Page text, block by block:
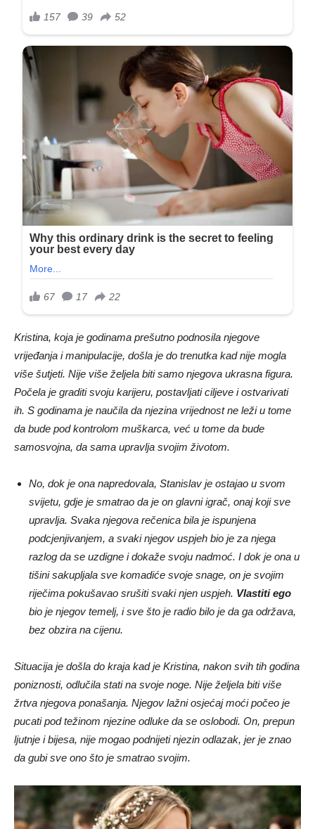
Kristina, koja je godinama prešutno podnosila njegove
vrijeđanja i manipulacije, došla je do trenutka kad nije mogla
više šutjeti. Nije više željela biti samo njegova ukrasna figura.
Počela je graditi svoju karijeru, postavljati ciljeve i ostvarivati
ih. S godinama je naučila da njezina vrijednost ne leži u tome
da bude pod kontrolom muškarca, već u tome da bude
samosvojna, da sama upravlja svojim životom.
No, dok je ona napredovala, Stanislav je ostajao u svom
svijetu, gdje je smatrao da je on glavni igrač, onaj koji sve
upravlja. Svaka njegova rečenica bila je ispunjena
podcjenjivanjem, a svaki njegov uspjeh bio je za njega
razlog da se uzdigne i dokaže svoju nadmoć. I dok je ona u
tišini sakupljala sve komadiće svoje snage, on je svojim
riječima pokušavao srušiti svaki njen uspjeh. Vlastiti ego
bio je njegov temelj, i sve što je radio bilo je da ga održava,
bez obzira na cijenu.
Situacija je došla do kraja kad je Kristina, nakon svih tih godina
poniznosti, odlučila stati na svoje noge. Nije željela biti više
žrtva njegova ponašanja. Njegov lažni osjećaj moći počeo je
pucati pod težinom njezine odluke da se oslobodi. On, prepun
ljutnje i bijesa, nije mogao podnijeti njezin odlazak, jer je znao
da gubi sve ono što je smatrao svojim.